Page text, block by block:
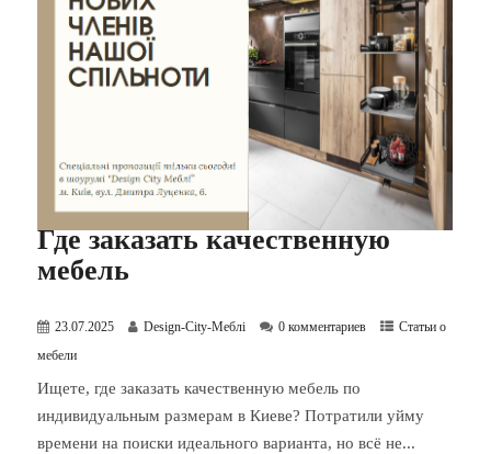
Где заказать качественную
мебель
23.07.2025 Design-City-Меблі 0 комментариев
Статьи о
мебели
Ищете, где заказать качественную мебель по
индивидуальным размерам в Киеве? Потратили уйму
времени на поиски идеального варианта, но всё не...